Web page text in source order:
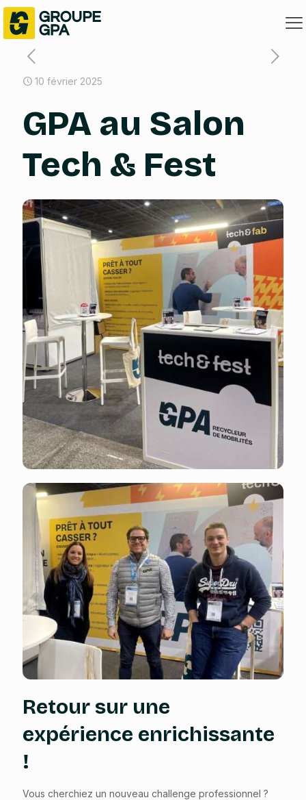
10 février 2025
GPA au Salon
Tech & Fest
Retour sur une
expérience enrichissante
!
Vous cherchiez un nouveau challenge professionnel ?